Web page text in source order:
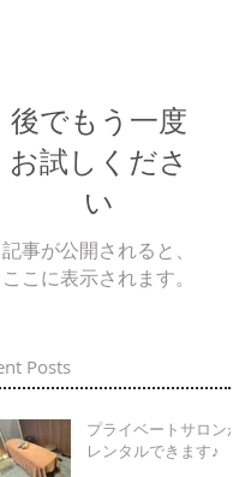
後でもう一度
お試しくださ
い
記事が公開されると、
ここに表示されます。
Posts
プライベートサロンが
レンタルできます♪